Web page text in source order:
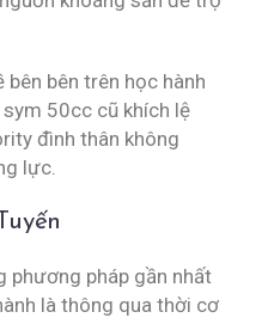
bên trên học hành
50cc cũ khích lệ
đình thân không
lực.
phương pháp gần nhất
là thông qua thời cơ